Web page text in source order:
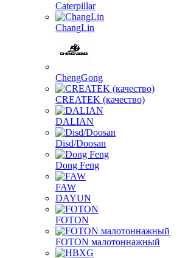
Caterpillar
ChangLin
ChengGong
CREATEK (качество)
DALIAN
Disd/Doosan
Dong Feng
FAW
DAYUN
FOTON
FOTON малотоннажный